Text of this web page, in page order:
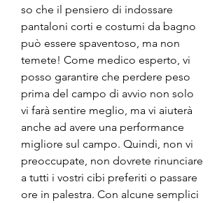
so che il pensiero di indossare
pantaloni corti e costumi da bagno
può essere spaventoso, ma non
temete! Come medico esperto, vi
posso garantire che perdere peso
prima del campo di avvio non solo
vi farà sentire meglio, ma vi aiuterà
anche ad avere una performance
migliore sul campo. Quindi, non vi
preoccupate, non dovrete rinunciare
a tutti i vostri cibi preferiti o passare
ore in palestra. Con alcune semplici